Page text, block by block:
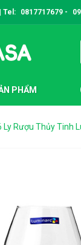
|Tel: 0817717679 -
PHẨM
Ly Rượu Thủy Tinh